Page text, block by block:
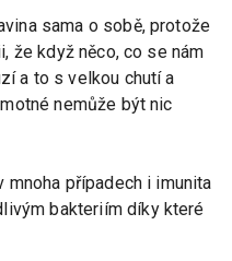
sama o sobě, protože
že když něco, co se nám
a to s velkou chutí a
nemůže být nic
mnoha případech i imunita
bakteriím díky které